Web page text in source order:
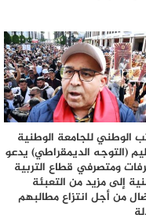
الوطني للجامعة الوطنية
(التوجه الديمقراطي) يدعو
ومتصرفي قطاع التربية
إلى مزيد من التعبئة
من أجل انتزاع مطالبهم